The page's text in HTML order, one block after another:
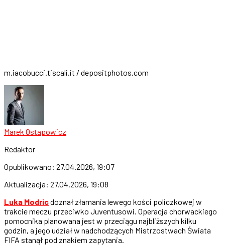
m.iacobucci.tiscali.it / depositphotos.com
Marek Ostapowicz
Redaktor
Opublikowano: 27.04.2026, 19:07
Aktualizacja: 27.04.2026, 19:08
Luka Modricdoznał złamania lewego kości policzkowej w
trakcie meczu przeciwko Juventusowi. Operacja chorwackiego
pomocnika planowana jest w przeciągu najbliższych kilku
godzin, a jego udział w nadchodzących Mistrzostwach Świata
FIFA stanął pod znakiem zapytania.